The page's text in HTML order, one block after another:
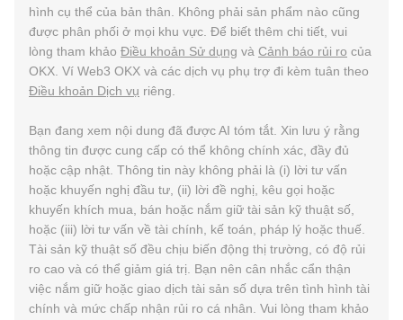
hình cụ thể của bản thân. Không phải sản phẩm nào cũng
được phân phối ở mọi khu vực. Để biết thêm chi tiết, vui
lòng tham khảo Điều khoản Sử dụng và Cảnh báo rủi ro của
OKX. Ví Web3 OKX và các dịch vụ phụ trợ đi kèm tuân theo
Điều khoản Dịch vụ riêng.
Bạn đang xem nội dung đã được AI tóm tắt. Xin lưu ý rằng
thông tin được cung cấp có thể không chính xác, đầy đủ
hoặc cập nhật. Thông tin này không phải là (i) lời tư vấn
hoặc khuyến nghị đầu tư, (ii) lời đề nghị, kêu gọi hoặc
khuyến khích mua, bán hoặc nắm giữ tài sản kỹ thuật số,
hoặc (iii) lời tư vấn về tài chính, kế toán, pháp lý hoặc thuế.
Tài sản kỹ thuật số đều chịu biến động thị trường, có độ rủi
ro cao và có thể giảm giá trị. Bạn nên cân nhắc cẩn thận
việc nắm giữ hoặc giao dịch tài sản số dựa trên tình hình tài
chính và mức chấp nhận rủi ro cá nhân. Vui lòng tham khảo